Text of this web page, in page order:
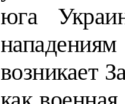
юга
возникает